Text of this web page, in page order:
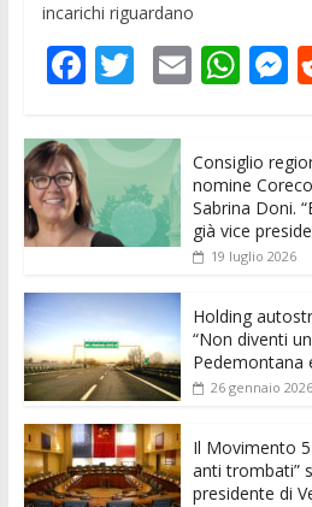
incarichi riguardano
F
e
b
o
o
k
T
itt
er
E
l
W
at
s
A
p
e
n
g
Consiglio
nomine
Sabrina Doni.
già vice
19 luglio 2026
Holding
“Non diventi
Pedemontana
26 gennaio 2026
Il Movimento
anti trombati”
presidente di